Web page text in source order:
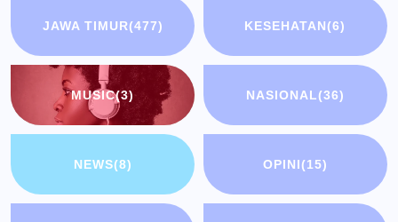
JAWA TIMUR(477) KESEHATAN(6)
MUSIC(3) NASIONAL(36)
NEWS(8) OPINI(15)